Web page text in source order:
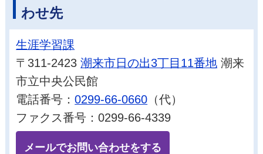
わせ先
生涯学習課
〒311-2423潮来市日の出3丁目11番地 潮来
市立中央公民館
電話番号：0299-66-0660 （代）
ファクス番号：0299-66-4339
メールでお問い合わせをする